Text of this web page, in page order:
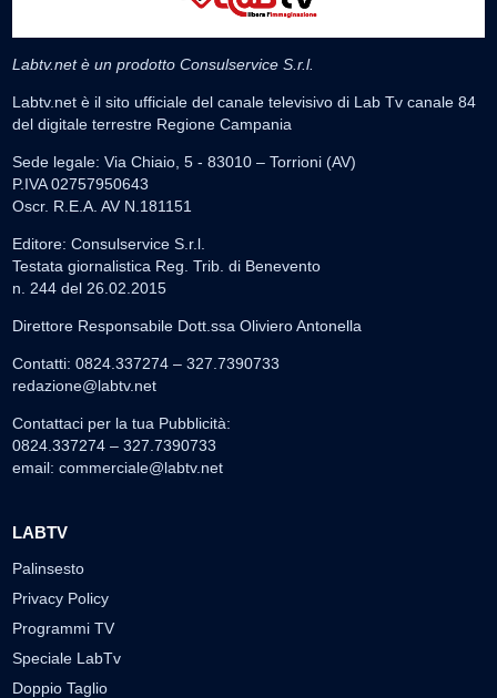
Labtv.net è un prodotto Consulservice S.r.l.
Labtv.net è il sito ufficiale del canale televisivo di Lab Tv canale 84
del digitale terrestre Regione Campania
Sede legale: Via Chiaio, 5 - 83010 – Torrioni (AV)
P.IVA 02757950643
Oscr. R.E.A. AV N.181151
Editore: Consulservice S.r.l.
Testata giornalistica Reg. Trib. di Benevento
n. 244 del 26.02.2015
Direttore Responsabile Dott.ssa Oliviero Antonella
Contatti: 0824.337274 – 327.7390733
redazione@labtv.net
Contattaci per la tua Pubblicità:
0824.337274 – 327.7390733
email: commerciale@labtv.net
LABTV
Palinsesto
Privacy Policy
Programmi TV
Speciale LabTv
Doppio Taglio